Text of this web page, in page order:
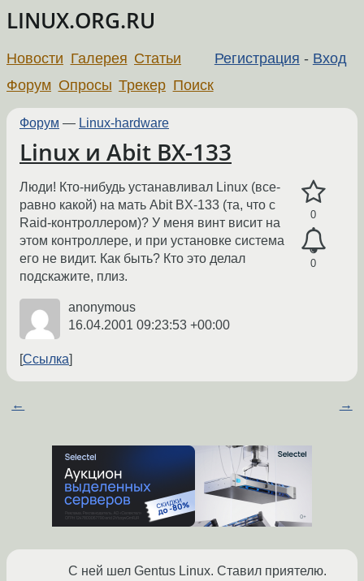
LINUX.ORG.RU
Регистрация - Вход
Новости Галерея Статьи
Форум Опросы Трекер Поиск
Форум — Linux-hardware
Linux и Abit BX-133
0
0
Люди! Кто-нибудь устанавливал Linux (все-
равно какой) на мать Abit BX-133 (та, что с
Raid-контроллером)? У меня винт висит на
этом контроллере, и при установке система
его не видит. Как быть? Кто это делал
подскажите, плиз.
anonymous
16.04.2001 09:23:53 +00:00
Ссылка
← →
С ней шел Gentus Linux. Ставил приятелю.